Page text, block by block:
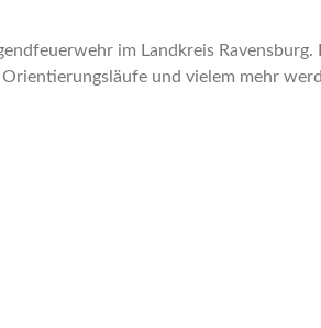
im Landkreis
und vielem mehr